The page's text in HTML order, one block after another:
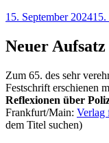
Posted
15. September 202415.
Neuer
Zum 65. des sehr
Festschrift erschienen
Reflexionen über
Frankfurt/Main: Verlag
dem Titel suchen)